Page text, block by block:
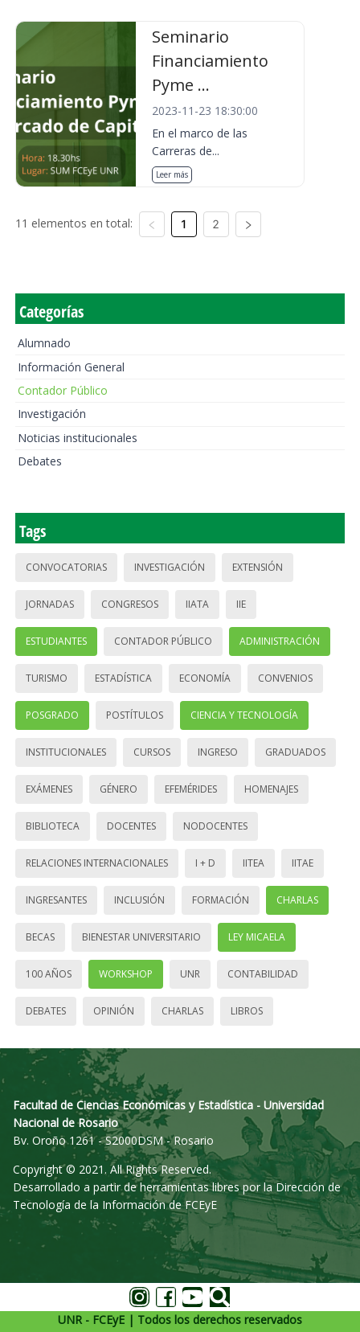
Seminario
Financiamiento
Pyme ...
2023-11-23 18:30:00
En el marco de las
Carreras de...
Leer más
11 elementos en total: 1 2
Categorías
Alumnado
Información General
Contador Público
Investigación
Noticias institucionales
Debates
Tags
CONVOCATORIAS INVESTIGACIÓN EXTENSIÓN
JORNADAS CONGRESOS IIATA IIE
ESTUDIANTES CONTADOR PÚBLICO ADMINISTRACIÓN
TURISMO ESTADÍSTICA ECONOMÍA CONVENIOS
POSGRADO POSTÍTULOS CIENCIA Y TECNOLOGÍA
INSTITUCIONALES CURSOS INGRESO GRADUADOS
EXÁMENES GÉNERO EFEMÉRIDES HOMENAJES
BIBLIOTECA DOCENTES NODOCENTES
RELACIONES INTERNACIONALES I + D IITEA IITAE
INGRESANTES INCLUSIÓN FORMACIÓN CHARLAS
BECAS BIENESTAR UNIVERSITARIO LEY MICAELA
100 AÑOS WORKSHOP UNR CONTABILIDAD
DEBATES OPINIÓN CHARLAS LIBROS
Facultad de Ciencias Económicas y Estadística - Universidad
Nacional de Rosario
Bv. Oroño 1261 - S2000DSM - Rosario
Copyright © 2021. All Rights Reserved.
Desarrollado a partir de herramientas libres por la Dirección de
Tecnología de la Información de FCEyE
UNR - FCEyE | Todos los derechos reservados